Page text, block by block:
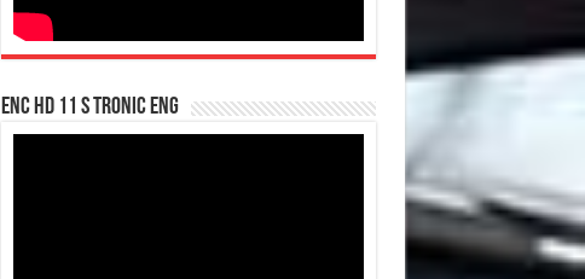
enc hd 11 S tronic ENG